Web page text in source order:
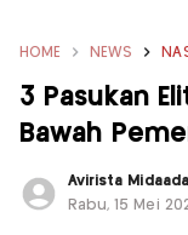
HOME NEWS
3 Pasukan
Bawah
Avirista Midaada
Rabu, 15 Mei